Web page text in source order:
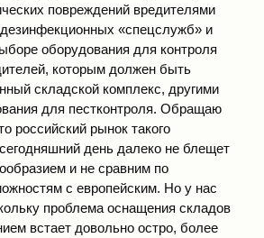
повреждений вредителями
«спецслужб» и
оборудования для контроля
которым должен быть
складской комплекс, другими
для пестконтроля. Обращаю
российский рынок такого
день далеко не блещет
и не сравним по
с европейским. Но у нас
проблема оснащения складов
встает довольно остро, более